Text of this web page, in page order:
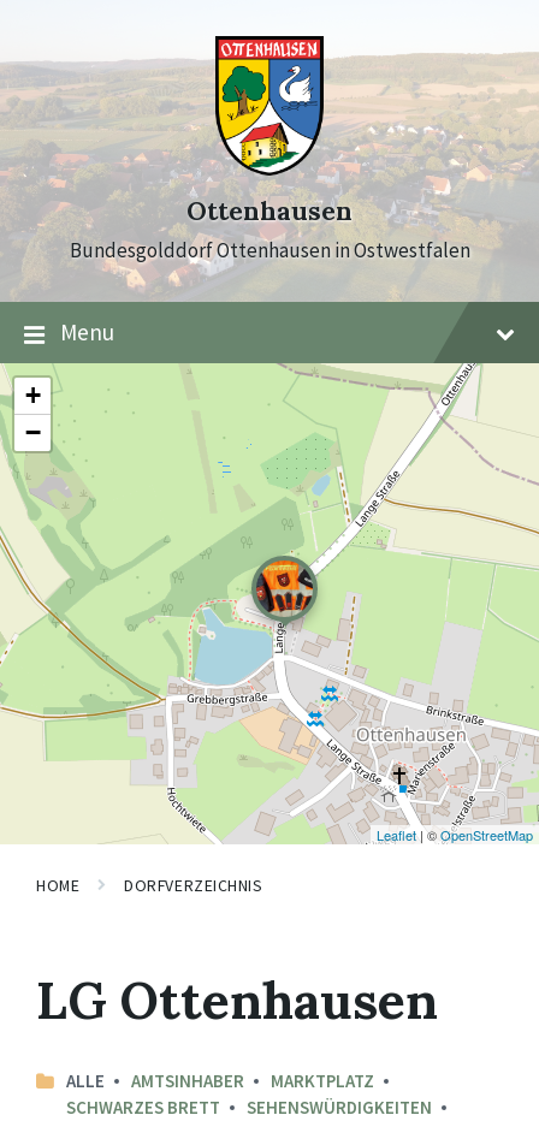
content
main
navigation
footer
Ottenhausen
Bundesgolddorf Ottenhausen in Ostwestfalen
Menu
+
−
Leaflet| ©OpenStreetMap
HOME DORFVERZEICHNIS
LG Ottenhausen
ALLE AMTSINHABER
MARKTPLATZ
SCHWARZES BRETT
SEHENSWÜRDIGKEITEN